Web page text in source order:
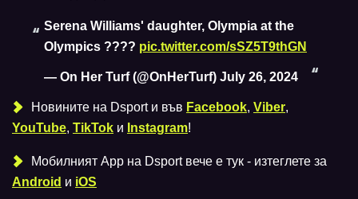
Serena Williams' daughter, Olympia at the
Olympics ???? pic.twitter.com/sSZ5T9thGN
— On Her Turf (@OnHerTurf) July 26, 2024
Новините на Dsport и във Facebook, Viber,
YouTube, TikTok и Instagram!
Мобилният Аpp на Dsport вече е тук - изтеглете за
Android и iOS